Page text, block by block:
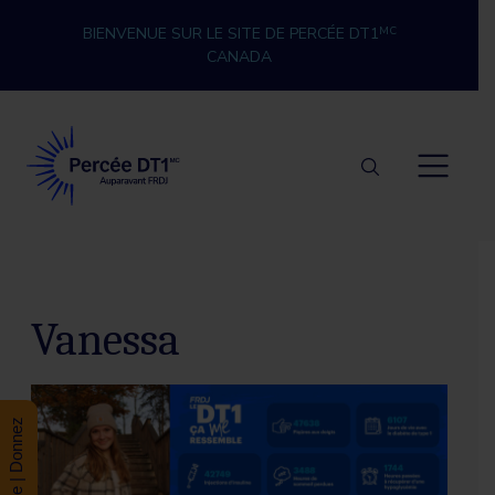
BIENVENUE SUR LE SITE DE PERCÉE DT1MC
CANADA
Vanessa